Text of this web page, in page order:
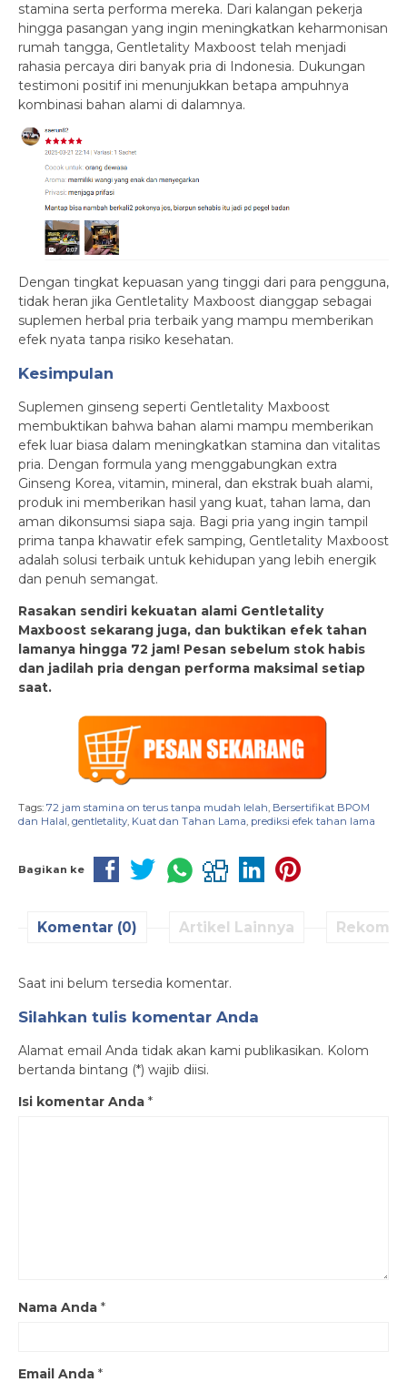
stamina serta performa mereka. Dari kalangan pekerja
hingga pasangan yang ingin meningkatkan keharmonisan
rumah tangga, Gentletality Maxboost telah menjadi
rahasia percaya diri banyak pria di Indonesia. Dukungan
testimoni positif ini menunjukkan betapa ampuhnya
kombinasi bahan alami di dalamnya.
Dengan tingkat kepuasan yang tinggi dari para pengguna,
tidak heran jika Gentletality Maxboost dianggap sebagai
suplemen herbal pria terbaik yang mampu memberikan
efek nyata tanpa risiko kesehatan.
Kesimpulan
Suplemen ginseng seperti Gentletality Maxboost
membuktikan bahwa bahan alami mampu memberikan
efek luar biasa dalam meningkatkan stamina dan vitalitas
pria. Dengan formula yang menggabungkan extra
Ginseng Korea, vitamin, mineral, dan ekstrak buah alami,
produk ini memberikan hasil yang kuat, tahan lama, dan
aman dikonsumsi siapa saja. Bagi pria yang ingin tampil
prima tanpa khawatir efek samping, Gentletality Maxboost
adalah solusi terbaik untuk kehidupan yang lebih energik
dan penuh semangat.
Rasakan sendiri kekuatan alami Gentletality
Maxboost sekarang juga, dan buktikan efek tahan
lamanya hingga 72 jam! Pesan sebelum stok habis
dan jadilah pria dengan performa maksimal setiap
saat.
Tags: 72 jam stamina on terus tanpa mudah lelah, Bersertifikat BPOM
dan Halal, gentletality, Kuat dan Tahan Lama, prediksi efek tahan lama
Bagikan ke
Komentar (0) Artikel Lainnya
Saat ini belum tersedia komentar.
Silahkan tulis komentar Anda
Alamat email Anda tidak akan kami publikasikan. Kolom
bertanda bintang (*) wajib diisi.
Isi komentar Anda *
Nama Anda *
Email Anda *